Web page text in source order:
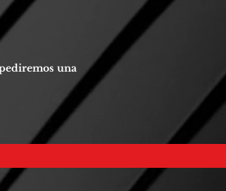
una